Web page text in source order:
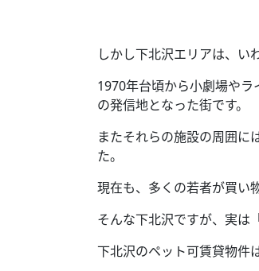
しかし下北沢エリアは、い
1970年台頃から小劇場や
の発信地となった街です。
またそれらの施設の周囲に
た。
現在も、多くの若者が買い
そんな下北沢ですが、実は
下北沢のペット可賃貸物件